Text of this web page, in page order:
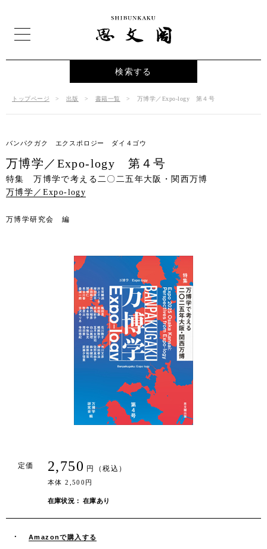
検索する
トップページ 出版 書籍一覧 万博学／Expo-logy 第４号
バンパクガク エクスポロジー ダイ４ゴウ
万博学／Expo-logy 第４号
特集 万博学で考える二〇二五年大阪・関西万博
万博学／Expo-logy
万博学研究会 編
定価 2,750 円（税込）
本体 2,500円
在庫状況： 在庫あり
Amazonで購入する